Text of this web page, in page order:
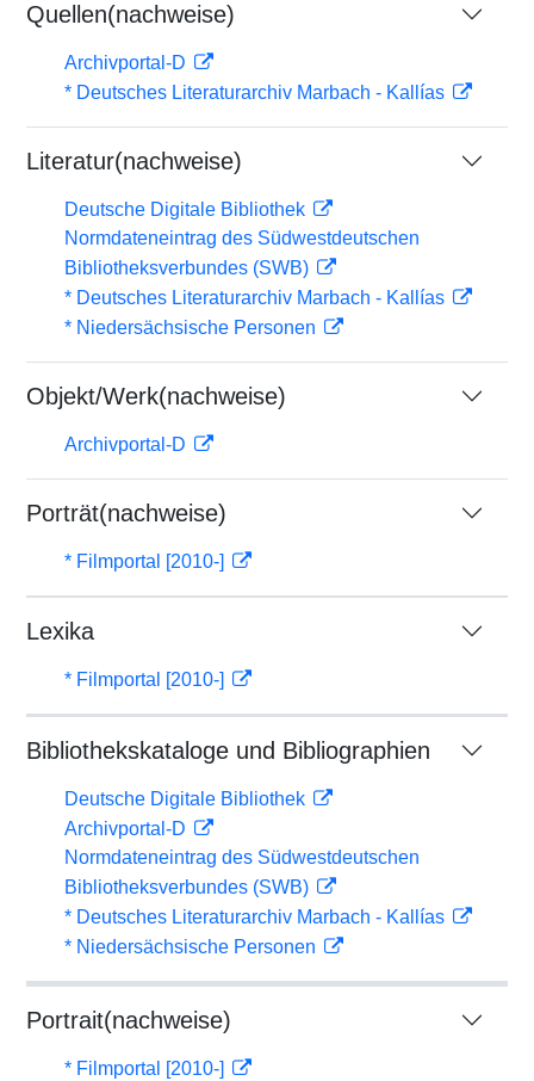
Quellen(nachweise)
Archivportal-D
* Deutsches Literaturarchiv Marbach - Kallías
Literatur(nachweise)
Deutsche Digitale Bibliothek
Normdateneintrag des Südwestdeutschen
Bibliotheksverbundes (SWB)
* Deutsches Literaturarchiv Marbach - Kallías
* Niedersächsische Personen
Objekt/Werk(nachweise)
Archivportal-D
Porträt(nachweise)
* Filmportal [2010-]
Lexika
* Filmportal [2010-]
Bibliothekskataloge und Bibliographien
Deutsche Digitale Bibliothek
Archivportal-D
Normdateneintrag des Südwestdeutschen
Bibliotheksverbundes (SWB)
* Deutsches Literaturarchiv Marbach - Kallías
* Niedersächsische Personen
Portrait(nachweise)
* Filmportal [2010-]